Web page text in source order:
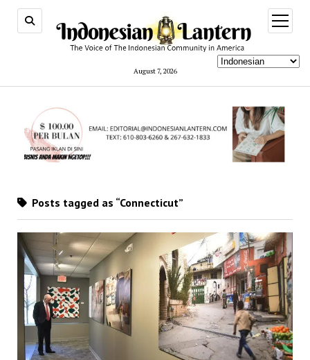
August 7, 2026
open
menu
Posts tagged as “Connecticut”